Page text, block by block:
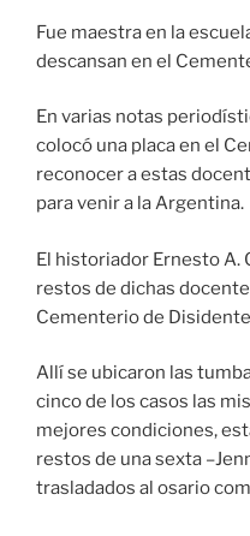
Fue maestra en la
descansan en el
En varias notas
colocó una placa en el
reconocer a estas
para venir a la Argentina.
El historiador Ernesto A.
restos de dichas
Cementerio de
Allí se ubicaron las
cinco de los casos las
mejores condiciones,
restos de una sexta
trasladados al osario